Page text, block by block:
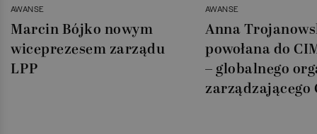
AWANSE
Marcin Bójko nowym
wiceprezesem zarządu
LPP
AWANSE
Anna
powołana do
– globalnego
zarządzającego